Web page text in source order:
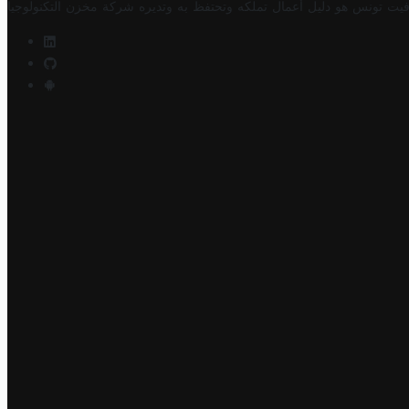
تونس هو دليل أعمال تملكه وتحتفظ به وتديره شركة مخزن التكنولوجيا